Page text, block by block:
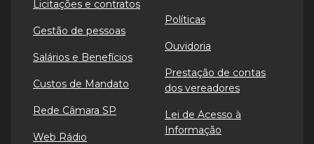
Licitações e contratos
Gestão de pessoas
Salários e Benefícios
Custos de Mandato
Rede Câmara SP
Web Rádio
Políticas
Ouvidoria
Prestação de contas
dos vereadores
Lei de Acesso à
Informação